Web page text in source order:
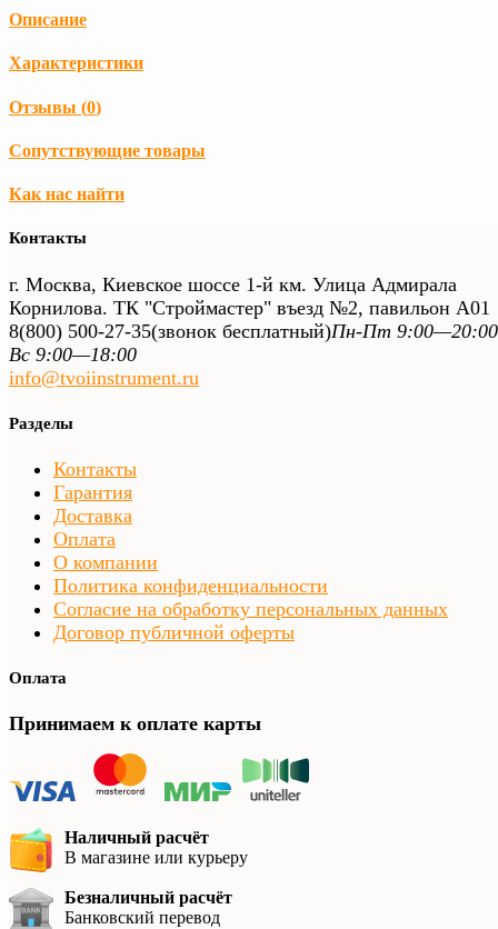
Описание
Характеристики
Отзывы (0)
Сопутствующие товары
Как нас найти
Контакты
г. Москва, Киевское шоссе 1-й км. Улица Адмирала
Корнилова. ТК "Строймастер" въезд №2, павильон А01
8(800) 500-27-35(звонок бесплатный)Пн-Пт
Вс 9:00—18:00
info@tvoiinstrument.ru
Разделы
Контакты
Гарантия
Доставка
Оплата
О компании
Политика конфиденциальности
Согласие на обработку персональных данных
Договор публичной оферты
Оплата
Принимаем к оплате карты
Наличный расчёт
В магазине или курьеру
Безналичный расчёт
Банковский перевод